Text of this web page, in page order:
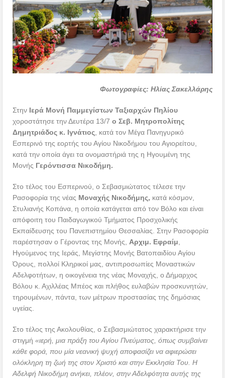
Φωτογραφίες: Ηλίας Σακελλάρης
Στην Ιερά Μονή Παμμεγίστων Ταξιαρχών Πηλίου
χοροστάτησε την Δευτέρα 13/7ο Σεβ. Μητροπολίτης
Δημητριάδος κ. Ιγνάτιος , κατά τον Μέγα Πανηγυρικό
Εσπερινό της εορτής του Αγίου Νικοδήμου του Αγιορείτου,
κατά την οποία άγει τα ονομαστήριά της η Ηγουμένη της
Μονής Γερόντισσα Νικοδήμη.
Στο τέλος του Εσπερινού, ο Σεβασμιώτατος τέλεσε την
Ρασοφορία της νέας Μοναχής Νικοδήμης, κατά κόσμον,
Στυλιανής Κοπάνα, η οποία κατάγεται από τον Βόλο και είναι
απόφοιτη του Παιδαγωγικού Τμήματος Προσχολικής
Εκπαίδευσης του Πανεπιστημίου Θεσσαλίας. Στην Ρασοφορία
παρέστησαν ο Γέροντας της Μονής, Αρχιμ. Εφραίμ
Ηγούμενος της Ιεράς, Μεγίστης Μονής Βατοπαιδίου Αγίου
Όρους, πολλοί Κληρικοί μας, αντιπροσωπίες Μοναστικών
Αδελφοτήτων, η οικογένεια της νέας Μοναχής, ο Δήμαρχος
Βόλου κ. Αχιλλέας Μπέος και πλήθος ευλαβών προσκυνητών,
τηρουμένων, πάντα, των μέτρων προστασίας της δημόσιας
υγείας.
Στο τέλος της Ακολουθίας, ο Σεβασμιώτατος χαρακτήρισε την
στιγμή«ιερή, μια πράξη του Αγίου Πνεύματος, όπως συμβαίνει
κάθε φορά, που μία νεανική ψυχή αποφασίζει να αφιερώσει
ολόκληρη τη ζωή της στον Χριστό και στην Εκκλησία Του. Η
Αδελφή Νικοδήμη ανήκει, πλέον, στην Αδελφότητα αυτής της